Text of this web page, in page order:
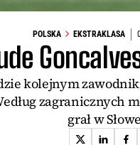
POLSKA EKSTRAKLASA
kolejnym
zagranicznych
grał w